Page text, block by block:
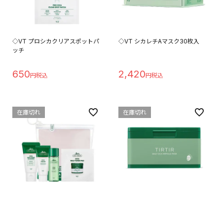
◇VT プロシカクリアスポットパ
ッチ
650
◇VT シカレチAマスク30枚入
2,420
在庫切れ 在庫切れ